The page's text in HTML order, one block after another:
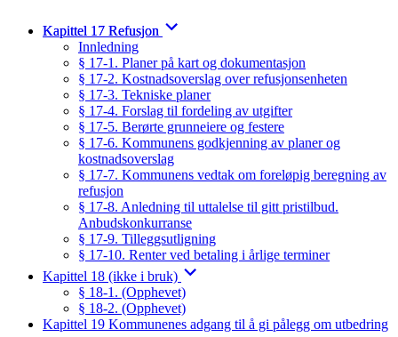
Kapittel 17 Refusjon
Innledning
§ 17-1. Planer på kart og dokumentasjon
§ 17-2. Kostnadsoverslag over refusjonsenheten
§ 17-3. Tekniske planer
§ 17-4. Forslag til fordeling av utgifter
§ 17-5. Berørte grunneiere og festere
§ 17-6. Kommunens godkjenning av planer og
kostnadsoverslag
§ 17-7. Kommunens vedtak om foreløpig beregning av
refusjon
§ 17-8. Anledning til uttalelse til gitt pristilbud.
Anbudskonkurranse
§ 17-9. Tilleggsutligning
§ 17-10. Renter ved betaling i årlige terminer
Kapittel 18 (ikke i bruk)
§ 18-1. (Opphevet)
§ 18-2. (Opphevet)
Kapittel 19 Kommunenes adgang til å gi pålegg om utbedring